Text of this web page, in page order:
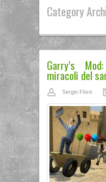
Category
Garry’s
miracoli del
Sergio Flore